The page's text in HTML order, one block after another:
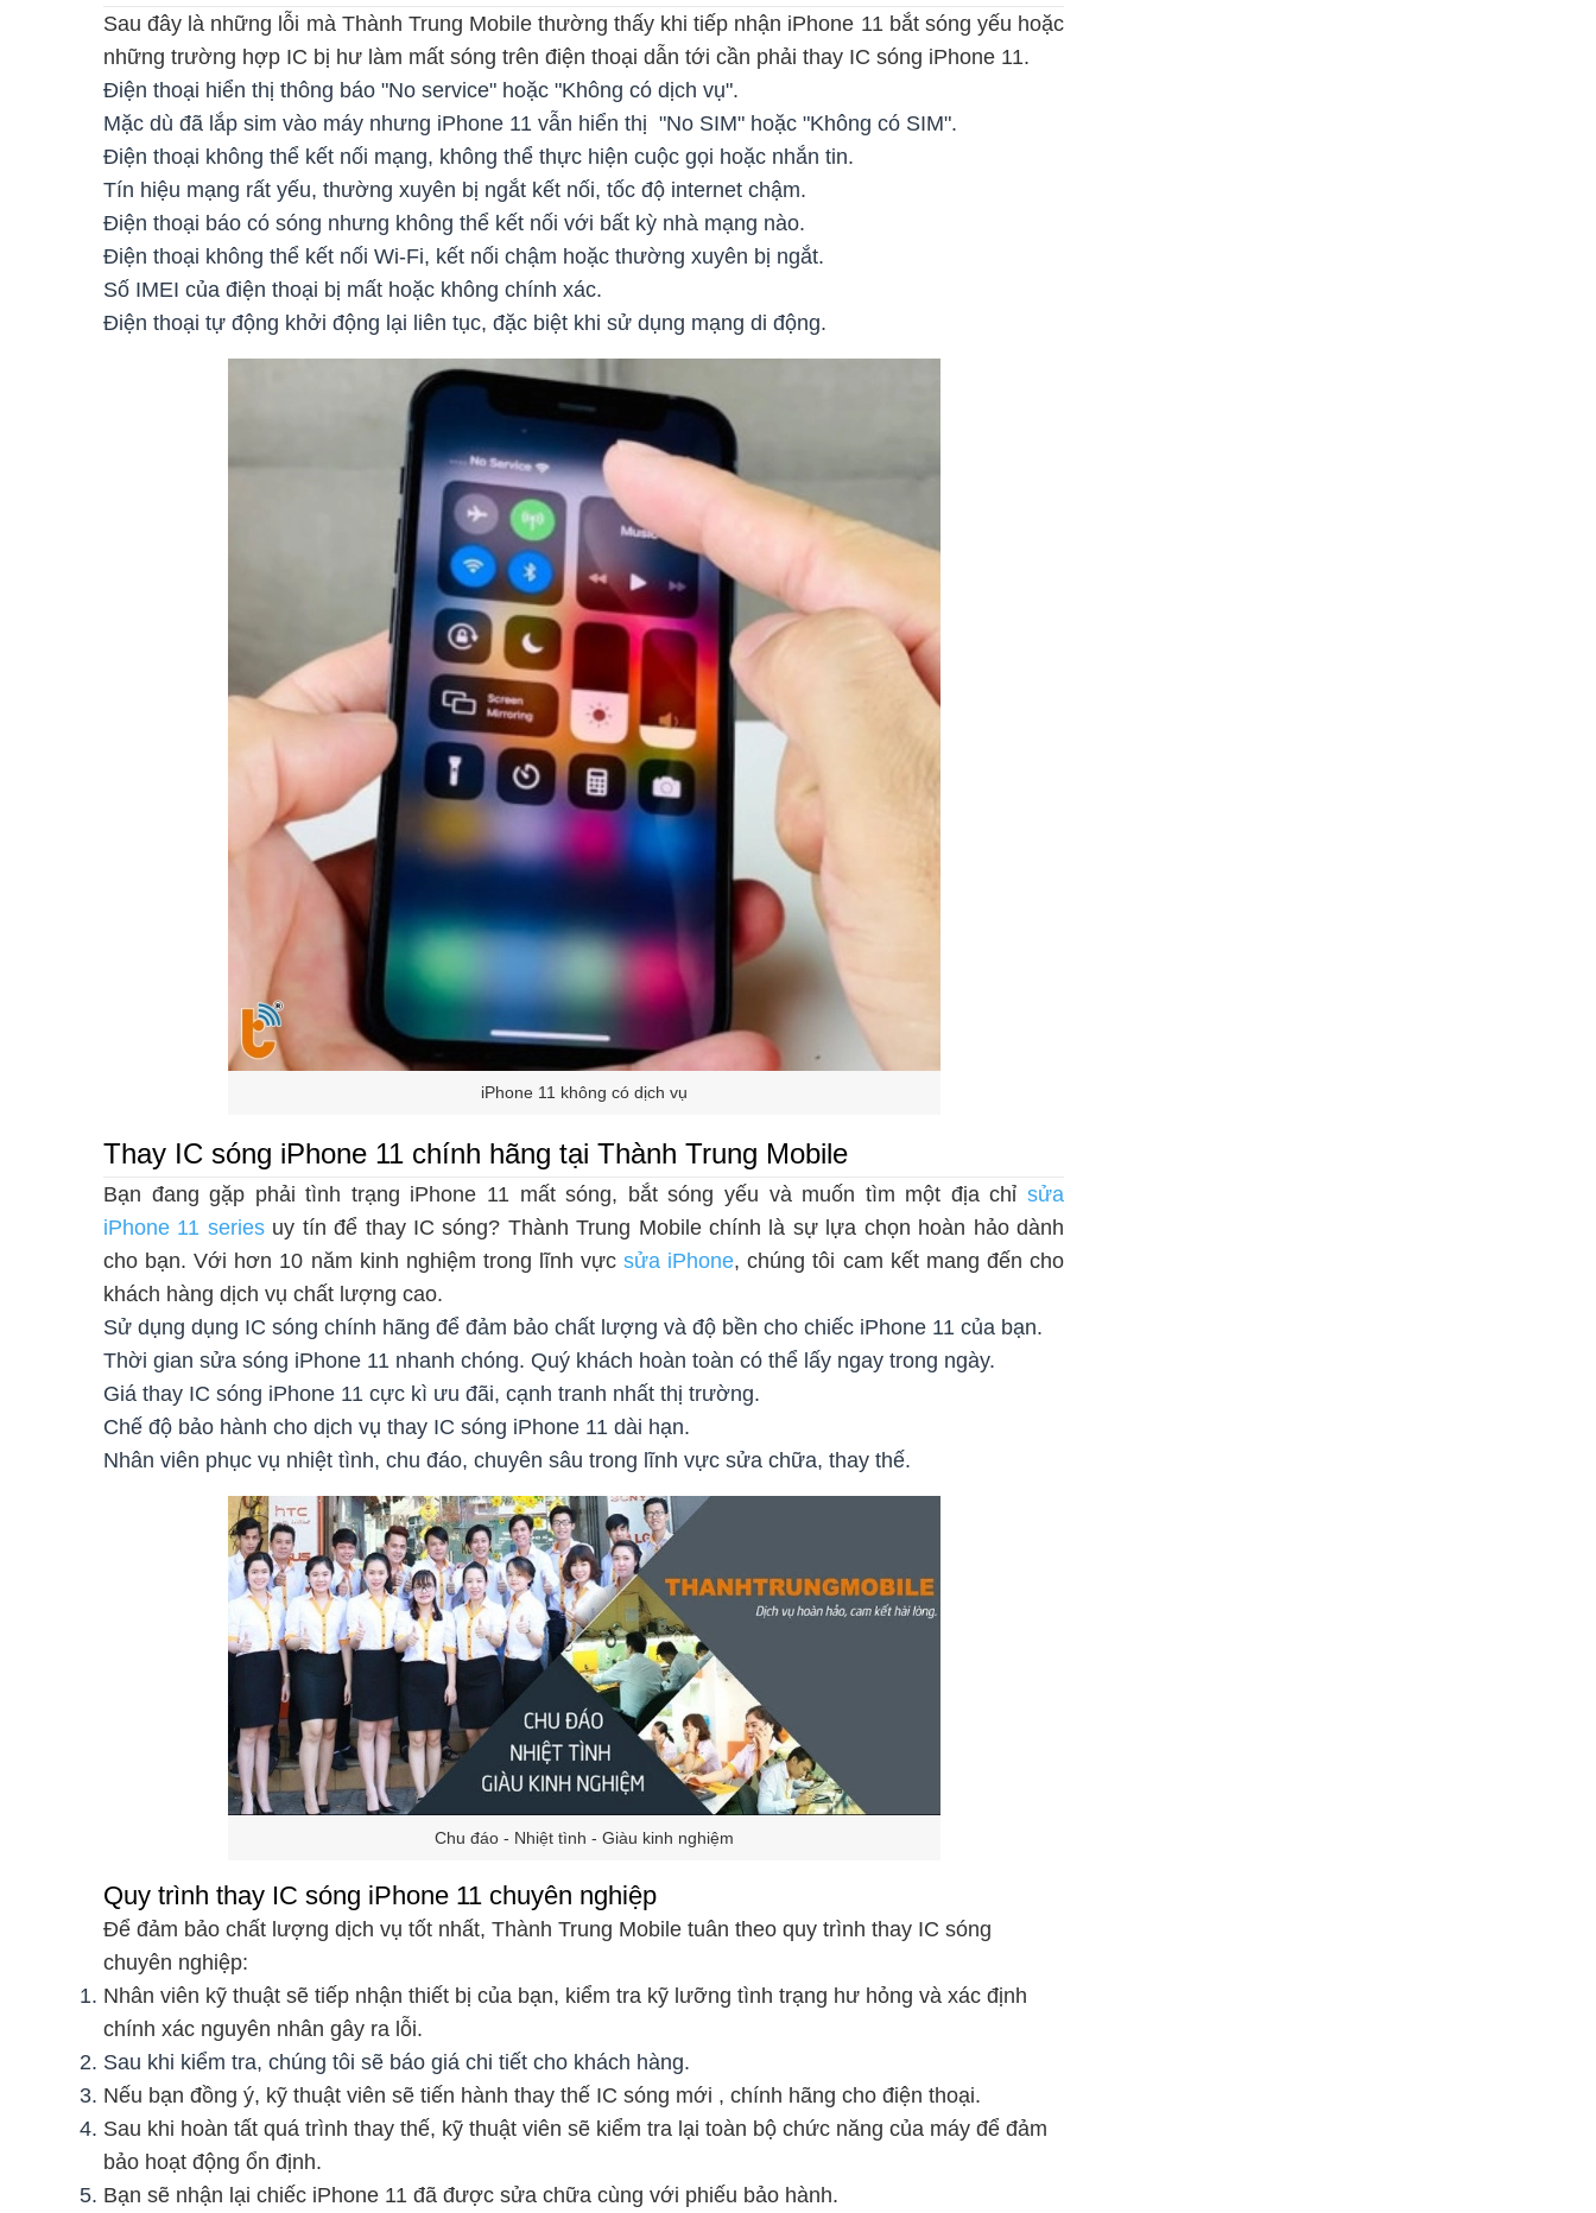
Sau đây là những lỗi mà Thành Trung Mobile thường thấy khi tiếp nhận iPhone 11 bắt sóng yếu hoặc
những trường hợp IC bị hư làm mất sóng trên điện thoại dẫn tới cần phải thay IC sóng iPhone 11.
Điện thoại hiển thị thông báo "No service" hoặc "Không có dịch vụ".
Mặc dù đã lắp sim vào máy nhưng iPhone 11 vẫn hiển thị "No SIM" hoặc "Không có SIM".
Điện thoại không thể kết nối mạng, không thể thực hiện cuộc gọi hoặc nhắn tin.
Tín hiệu mạng rất yếu, thường xuyên bị ngắt kết nối, tốc độ internet chậm.
Điện thoại báo có sóng nhưng không thể kết nối với bất kỳ nhà mạng nào.
Điện thoại không thể kết nối Wi-Fi, kết nối chậm hoặc thường xuyên bị ngắt.
Số IMEI của điện thoại bị mất hoặc không chính xác.
Điện thoại tự động khởi động lại liên tục, đặc biệt khi sử dụng mạng di động.
iPhone 11 không có dịch vụ
Thay IC sóng iPhone 11 chính hãng tại Thành Trung Mobile
Bạn đang gặp phải tình trạng iPhone 11 mất sóng, bắt sóng yếu và muốn tìm một địa chỉ sửa
iPhone 11 seriesuy tín để thay IC sóng? Thành Trung Mobile chính là sự lựa chọn hoàn hảo dành
cho bạn. Với hơn 10 năm kinh nghiệm trong lĩnh vựcsửa iPhone, chúng tôi cam kết mang đến cho
khách hàng dịch vụ chất lượng cao.
Sử dụng dụng IC sóng chính hãng để đảm bảo chất lượng và độ bền cho chiếc iPhone 11 của bạn.
Thời gian sửa sóng iPhone 11 nhanh chóng. Quý khách hoàn toàn có thể lấy ngay trong ngày.
Giá thay IC sóng iPhone 11 cực kì ưu đãi, cạnh tranh nhất thị trường.
Chế độ bảo hành cho dịch vụ thay IC sóng iPhone 11 dài hạn.
Nhân viên phục vụ nhiệt tình, chu đáo, chuyên sâu trong lĩnh vực sửa chữa, thay thế.
Chu đáo - Nhiệt tình - Giàu kinh nghiệm
Quy trình thay IC sóng iPhone 11 chuyên nghiệp
Để đảm bảo chất lượng dịch vụ tốt nhất, Thành Trung Mobile tuân theo quy trình thay IC sóng
chuyên nghiệp:
Nhân viên kỹ thuật sẽ tiếp nhận thiết bị của bạn, kiểm tra kỹ lưỡng tình trạng hư hỏng và xác định
chính xác nguyên nhân gây ra lỗi.
Sau khi kiểm tra, chúng tôi sẽ báo giá chi tiết cho khách hàng.
Nếu bạn đồng ý, kỹ thuật viên sẽ tiến hành thay thế IC sóng mới , chính hãng cho điện thoại.
Sau khi hoàn tất quá trình thay thế, kỹ thuật viên sẽ kiểm tra lại toàn bộ chức năng của máy để đảm
bảo hoạt động ổn định.
Bạn sẽ nhận lại chiếc iPhone 11 đã được sửa chữa cùng với phiếu bảo hành.